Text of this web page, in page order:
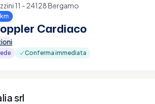
11 - 24128 Bergamo
Cardiaco
Conferma immediata
srl